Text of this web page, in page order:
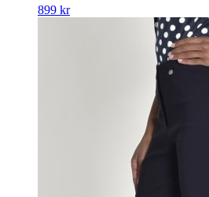
899 kr